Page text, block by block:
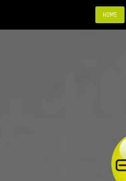
HOME